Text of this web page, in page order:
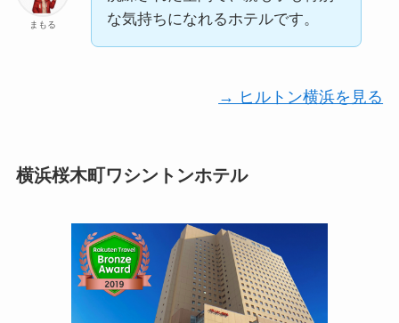
まもる
な気持ちになれるホテルです。
→ ヒルトン横浜を見る
横浜桜木町ワシントンホテル